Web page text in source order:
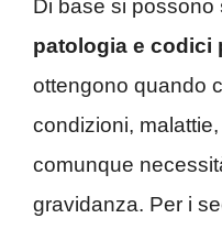
Di base si possono
patologia e codici
ottengono quando
condizioni,
comunque
gravidanza. Per i